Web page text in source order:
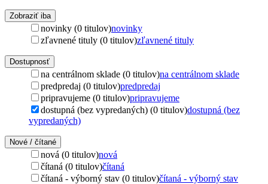
Zobraziť iba
novinky (0 titulov)novinky
zľavnené tituly (0 titulov)zľavnené tituly
Dostupnosť
na centrálnom sklade (0 titulov)na centrálnom sklade
predpredaj (0 titulov)predpredaj
pripravujeme (0 titulov)pripravujeme
dostupná (bez vypredaných) (0 titulov)dostupná (bez
vypredaných)
Nové / čítané
nová (0 titulov)nová
čítaná (0 titulov)čítaná
čítaná - výborný stav (0 titulov)čítaná - výborný stav